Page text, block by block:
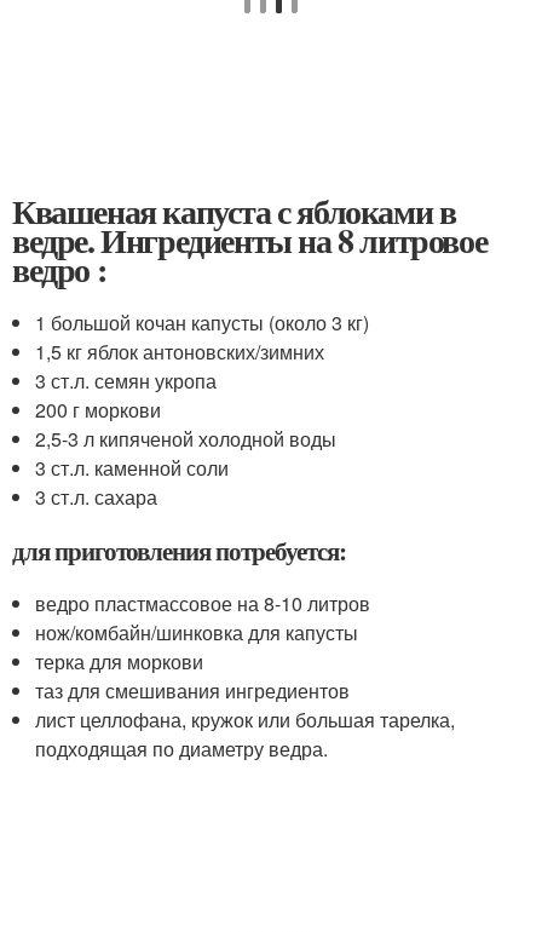
Квашеная капуста с яблоками в
ведре. Ингредиенты на 8 литровое
ведро :
1 большой кочан капусты (около 3 кг)
1,5 кг яблок антоновских/зимних
3 ст.л. семян укропа
200 г моркови
2,5-3 л кипяченой холодной воды
3 ст.л. каменной соли
3 ст.л. сахара
для приготовления потребуется:
ведро пластмассовое на 8-10 литров
нож/комбайн/шинковка для капусты
терка для моркови
таз для смешивания ингредиентов
лист целлофана, кружок или большая тарелка,
подходящая по диаметру ведра.